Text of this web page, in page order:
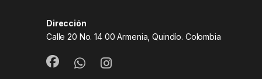
Dirección
Calle 20 No. 14 00 Armenia, Quindío. Colombia